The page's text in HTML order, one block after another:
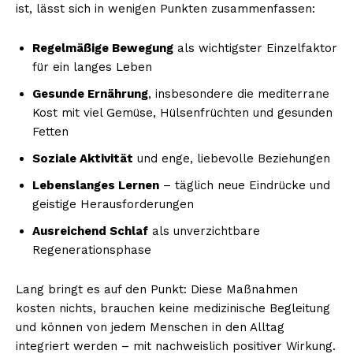
ist, lässt sich in wenigen Punkten zusammenfassen:
Regelmäßige Bewegung als wichtigster Einzelfaktor
für ein langes Leben
Gesunde Ernährung, insbesondere die mediterrane
Kost mit viel Gemüse, Hülsenfrüchten und gesunden
Fetten
Soziale Aktivität und enge, liebevolle Beziehungen
Lebenslanges Lernen – täglich neue Eindrücke und
geistige Herausforderungen
Ausreichend Schlaf als unverzichtbare
Regenerationsphase
Lang bringt es auf den Punkt: Diese Maßnahmen
kosten nichts, brauchen keine medizinische Begleitung
und können von jedem Menschen in den Alltag
integriert werden – mit nachweislich positiver Wirkung.